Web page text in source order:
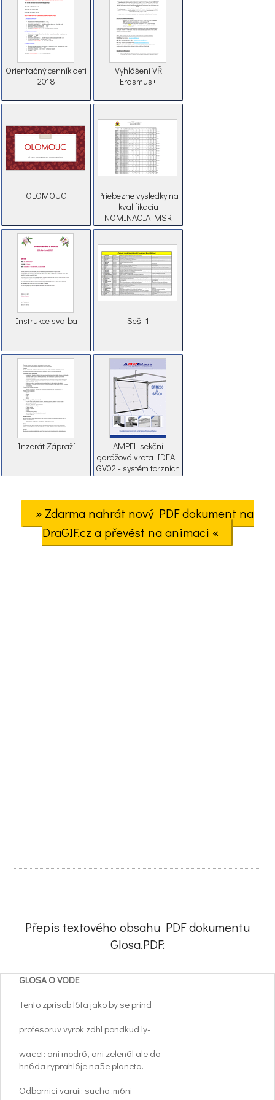
Orientačný cenník deti
2018
Vyhlášení VŘ
Erasmus+
OLOMOUC
Priebezne vysledky na
kvalifikaciu
NOMINACIA MSR
2018 4K
Instrukce svatba Sešit1
Inzerát Zápraží
AMPEL sekční
garážová vrata IDEAL
GV02 - systém torzních
pružin nad vraty
» Zdarma nahrát nový PDF dokument na
DraGIF.cz a převést na animaci «
Přepis textového obsahu PDF dokumentu
Glosa.PDF:
GLOSA O VODE
Tento zprisob l6ta jako by se prind
profesoruv vyrok zdhl pondkud ly-
wacet: ani modr6, ani zelen6l ale do-
hn6da ryprahl6je na5e planeta.
Odbornici varuii: sucho .m6ni